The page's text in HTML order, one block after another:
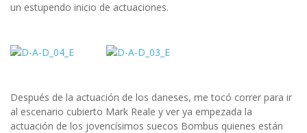
un estupendo inicio de actuaciones.
Después de la actuación de los daneses, me tocó correr para ir
al escenario cubierto Mark Reale y ver ya empezada la
actuación de los jovencísimos suecos Bombus quienes están